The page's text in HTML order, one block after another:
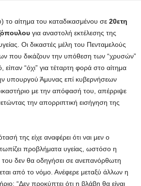
το αίτημα του καταδικασμένου σε 20ετη
για αναστολή εκτέλεσης της
Οι δικαστές μέλη του Πενταμελούς
που δικάζουν την υπόθεση των “χρυσών”
είπαν “όχι” για τέταρτη φορά στο αίτημα
υπουργού Άμυνας επί κυβερνήσεων
με την απόφασή του, απέρριψε
την απορριπτική εισήγηση της
της είχε αναφέρει ότι ναι μεν ο
προβλήματα υγείας, ωστόσο η
του δεν θα οδηγήσει σε ανεπανόρθωτη
από το νόμο. Ανέφερε μεταξύ άλλων η
“Δεν προκύπτει ότι η βλάβη θα είναι